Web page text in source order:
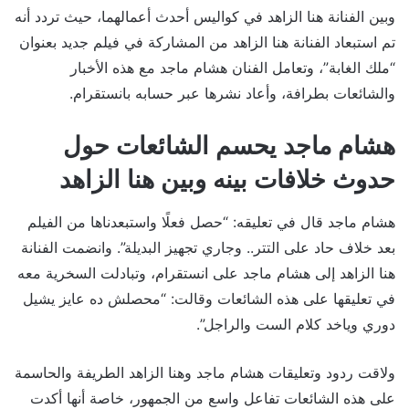
وبين الفنانة هنا الزاهد في كواليس أحدث أعمالهما، حيث تردد أنه
تم استبعاد الفنانة هنا الزاهد من المشاركة في فيلم جديد بعنوان
“ملك الغابة”، وتعامل الفنان هشام ماجد مع هذه الأخبار
والشائعات بطرافة، وأعاد نشرها عبر حسابه بانستقرام.
هشام ماجد يحسم الشائعات حول
حدوث خلافات بينه وبين هنا الزاهد
هشام ماجد قال في تعليقه: “حصل فعلًا واستبعدناها من الفيلم
بعد خلاف حاد على التتر.. وجاري تجهيز البديلة”. وانضمت الفنانة
هنا الزاهد إلى هشام ماجد على انستقرام، وتبادلت السخرية معه
في تعليقها على هذه الشائعات وقالت: “محصلش ده عايز يشيل
دوري وياخد كلام الست والراجل”.
ولاقت ردود وتعليقات هشام ماجد وهنا الزاهد الطريفة والحاسمة
على هذه الشائعات تفاعل واسع من الجمهور، خاصة أنها أكدت